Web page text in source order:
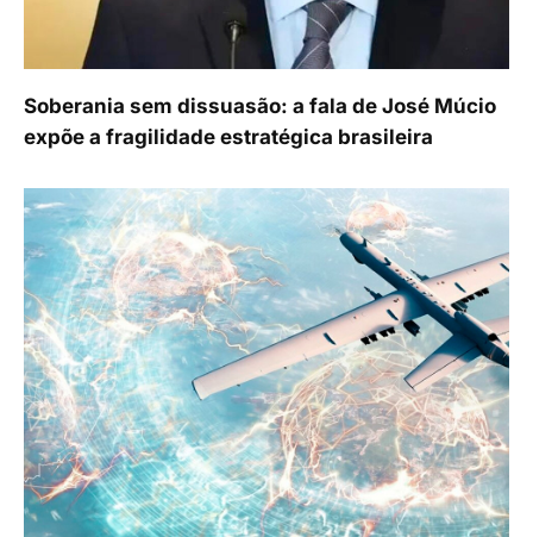
Soberania sem dissuasão: a fala de José Múcio
expõe a fragilidade estratégica brasileira